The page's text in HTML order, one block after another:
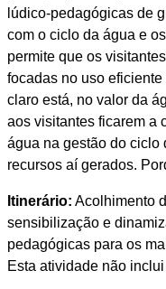
lúdico-pedagógicas de
com o ciclo da água e
permite que os
focadas no uso
claro está, no valor da
aos visitantes ficarem a
água na gestão do ciclo
recursos aí gerados.
Itinerário: Acolhimento
sensibilização e
pedagógicas para os
Esta atividade não